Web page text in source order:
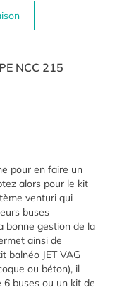
NCC 215
pour en faire un
alors pour le kit
venturi qui
buses
bonne gestion de la
ainsi de
balnéo JET VAG
ou béton), il
buses ou un kit de